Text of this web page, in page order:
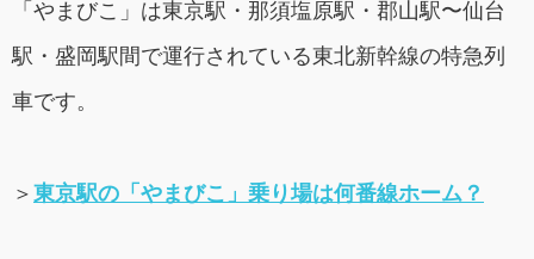
「やまびこ」は東京駅・那須塩原駅・郡山駅〜仙台
駅・盛岡駅間で運行されている東北新幹線の特急列
車です。
＞ 東京駅の「やまびこ」乗り場は何番線ホーム？